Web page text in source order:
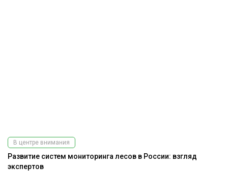
В центре внимания
Развитие систем мониторинга лесов в России: взгляд
экспертов